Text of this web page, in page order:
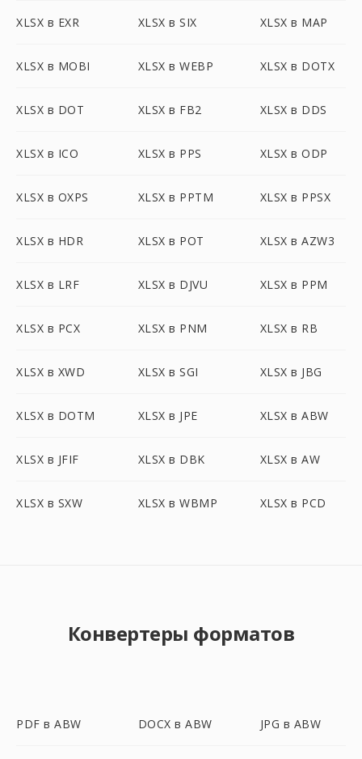
XLSX в EXR XLSX в SIX XLSX в MAP
XLSX в MOBI XLSX в WEBP XLSX в DOTX
XLSX в DOT XLSX в FB2 XLSX в DDS
XLSX в ICO XLSX в PPS XLSX в ODP
XLSX в OXPS XLSX в PPTM XLSX в PPSX
XLSX в HDR XLSX в POT XLSX в AZW3
XLSX в LRF XLSX в DJVU XLSX в PPM
XLSX в PCX XLSX в PNM XLSX в RB
XLSX в XWD XLSX в SGI XLSX в JBG
XLSX в DOTM XLSX в JPE XLSX в ABW
XLSX в JFIF XLSX в DBK XLSX в AW
XLSX в SXW XLSX в WBMP XLSX в PCD
Конвертеры форматов
PDF в ABW DOCX в ABW JPG в ABW